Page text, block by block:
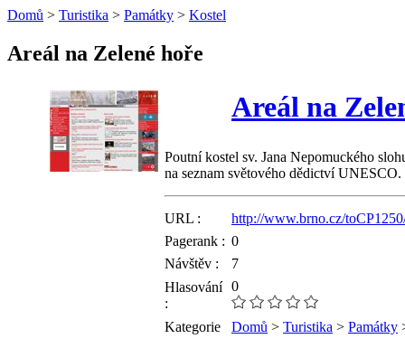
Domů > Turistika > Památky > Kostel
Areál na Zelené hoře
Areál na
Poutní kostel sv. Jana Nepomuckého
na seznam světového dědictví UNESCO.
URL :
http://www.brno.cz/
Pagerank : 0
Návštěv :
7
Hlasování
:
0
Kategorie Domů > Turistika > Památky